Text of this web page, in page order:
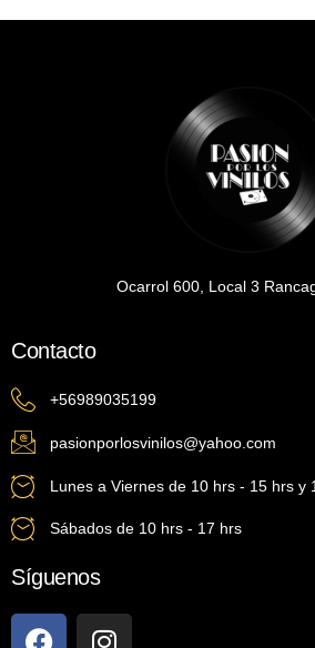
Ocarrol 600, Local 3
Contacto
+56989035199
pasionporlosvinilos@yahoo.com
Lunes a Viernes de 10 hrs - 15 hrs y
Sábados de 10 hrs - 17 hrs
Síguenos